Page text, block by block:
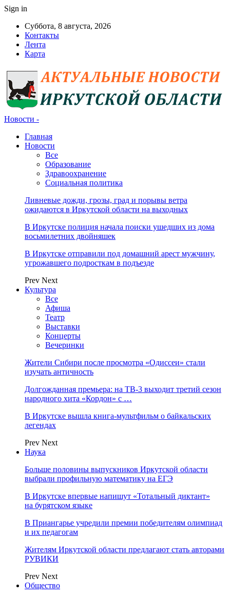
Sign in
Суббота, 8 августа, 2026
Контакты
Лента
Карта
Новости -
Главная
Новости
Все
Образование
Здравоохранение
Социальная политика
Ливневые дожди, грозы, град и порывы ветра
ожидаются в Иркутской области на выходных
В Иркутске полиция начала поиски ушедших из дома
восьмилетних двойняшек
В Иркутске отправили под домашний арест мужчину,
угрожавшего подросткам в подъезде
Prev Next
Культура
Все
Афиша
Театр
Выставки
Концерты
Вечеринки
Жители Сибири после просмотра «Одиссеи» стали
изучать античность
Долгожданная премьера: на ТВ-3 выходит третий сезон
народного хита «Кордон» с …
В Иркутске вышла книга-мультфильм о байкальских
легендах
Prev Next
Наука
Больше половины выпускников Иркутской области
выбрали профильную математику на ЕГЭ
В Иркутске впервые напишут «Тотальный диктант»
на бурятском языке
В Приангарье учредили премии победителям олимпиад
и их педагогам
Жителям Иркутской области предлагают стать авторами
РУВИКИ
Prev Next
Общество